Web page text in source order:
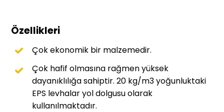
Özellikleri
Çok ekonomik bir malzemedir.
Çok hafif olmasına rağmen yüksek
dayanıklılığa sahiptir. 20 kg/m3 yoğunluktaki
EPS levhalar yol dolgusu olarak
kullanılmaktadır.